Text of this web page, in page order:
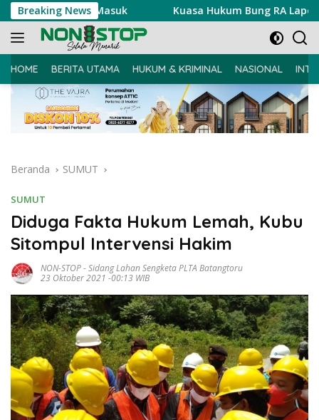
Langsung
ke
konten
Breaking News
Masuk Kuasa Hukum Bung RA Laporkan Akun
HOME BERITA UTAMA HUKUM & KRIMINAL NASIONAL
Beranda SUMUT
SUMUT
Diduga Fakta Hukum Lemah, Kubu
Sitompul Intervensi Hakim
NON-STOP-Sidang Lahan Sengketa PLTA Batangtoru
23 Oktober 2021 -00:13 WIB